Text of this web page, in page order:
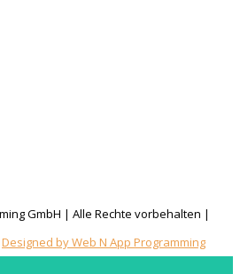
GmbH | Alle Rechte vorbehalten |
Designed by Web N App Programming